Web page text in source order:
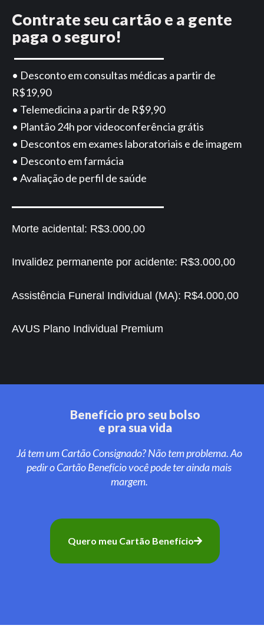
Contrate seu cartão e a gente
paga o seguro!
• Desconto em consultas médicas a partir de
R$19,90
• Telemedicina a partir de R$9,90
• Plantão 24h por videoconferência grátis
• Descontos em exames laboratoriais e de imagem
• Desconto em farmácia
• Avaliação de perfil de saúde
Morte acidental: R$3.000,00
Invalidez permanente por acidente: R$3.000,00
Assistência Funeral Individual (MA): R$4.000,00
AVUS Plano Individual Premium
Benefício pro seu bolso
e pra sua vida
Já tem um Cartão Consignado? Não tem problema. Ao
pedir o Cartão Benefício você pode ter ainda mais
margem.
Quero meu Cartão Benefício